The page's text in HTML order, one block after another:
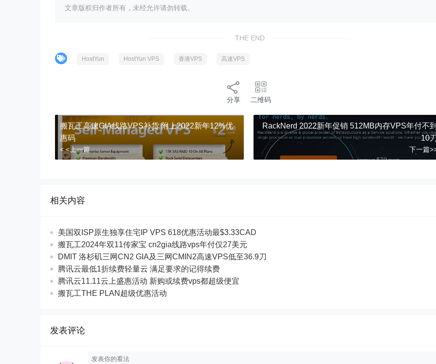
文章版权归作者所有，未经允许请勿转载。
THE END
HostYun HostYun VPS 香港VPS 高速VPS
分享 二维码
搬瓦工高速GIA线路VPS补货 附上2022新年12%优
惠码
< <上一篇
RackNerd 2022新年促销 512MB内存VPS年付不
10
下一篇
相关内容
美国双ISP原生独享住宅IP VPS 618优惠活动最$3.33CAD
搬瓦工2024年双11传家宝 cn2gia线路vps年付仅27美元
DMIT 洛杉矶三网CN2 GIA及三网CMIN2高速VPS低至36.9刀
腾讯云最低1折续费轻量云 满足要求的记得续费
腾讯云11.11云上盛惠活动 新购或续费vps都超级便宜
搬瓦工THE PLAN超级优惠活动
发表评论